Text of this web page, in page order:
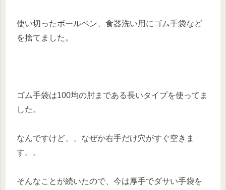
使い切ったボールペン、食器洗い用にゴム手袋など
を捨てました。
ゴム手袋は100均の肘まである長いタイプを使ってま
した。
なんですけど、、なぜか右手だけ穴がすぐ空きま
す。。
そんなことが続いたので、今は厚手でダサい手袋を